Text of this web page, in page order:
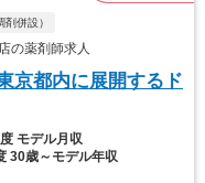
併設）
薬剤師求人
京都内に展開するド
モデル月収
30歳～モデル年収